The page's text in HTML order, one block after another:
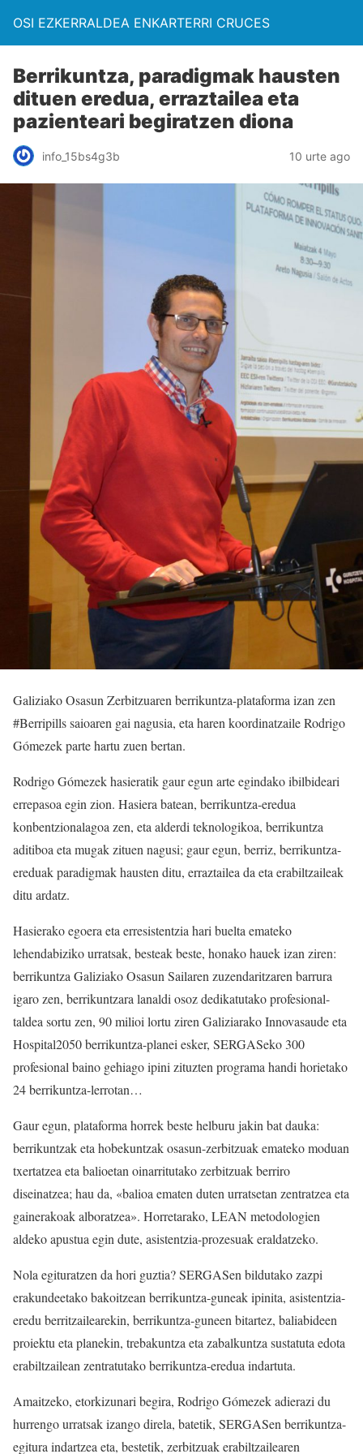
OSI EZKERRALDEA ENKARTERRI CRUCES
Berrikuntza, paradigmak hausten
dituen eredua, erraztailea eta
pazienteari begiratzen diona
info_15bs4g3b 10 urte ago
Galiziako Osasun Zerbitzuaren berrikuntza-plataforma izan zen
#Berripills saioaren gai nagusia, eta haren koordinatzaile Rodrigo
Gómezek parte hartu zuen bertan.
Rodrigo Gómezek hasieratik gaur egun arte egindako ibilbideari
errepasoa egin zion. Hasiera batean, berrikuntza-eredua
konbentzionalagoa zen, eta alderdi teknologikoa, berrikuntza
aditiboa eta mugak zituen nagusi; gaur egun, berriz, berrikuntza-
ereduak paradigmak hausten ditu, erraztailea da eta erabiltzaileak
ditu ardatz.
Hasierako egoera eta erresistentzia hari buelta emateko
lehendabiziko urratsak, besteak beste, honako hauek izan ziren:
berrikuntza Galiziako Osasun Sailaren zuzendaritzaren barrura
igaro zen, berrikuntzara lanaldi osoz dedikatutako profesional-
taldea sortu zen, 90 milioi lortu ziren Galiziarako Innovasaude eta
Hospital2050 berrikuntza-planei esker, SERGASeko 300
profesional baino gehiago ipini zituzten programa handi horietako
24 berrikuntza-lerrotan…
Gaur egun, plataforma horrek beste helburu jakin bat dauka:
berrikuntzak eta hobekuntzak osasun-zerbitzuak emateko moduan
txertatzea eta balioetan oinarritutako zerbitzuak berriro
diseinatzea; hau da, «balioa ematen duten urratsetan zentratzea eta
gainerakoak alboratzea». Horretarako, LEAN metodologien
aldeko apustua egin dute, asistentzia-prozesuak eraldatzeko.
Nola egituratzen da hori guztia? SERGASen bildutako zazpi
erakundeetako bakoitzean berrikuntza-guneak ipinita, asistentzia-
eredu berritzailearekin, berrikuntza-guneen bitartez, baliabideen
proiektu eta planekin, trebakuntza eta zabalkuntza sustatuta edota
erabiltzailean zentratutako berrikuntza-eredua indartuta.
Amaitzeko, etorkizunari begira, Rodrigo Gómezek adierazi du
hurrengo urratsak izango direla, batetik, SERGASen berrikuntza-
egitura indartzea eta, bestetik, zerbitzuak erabiltzailearen